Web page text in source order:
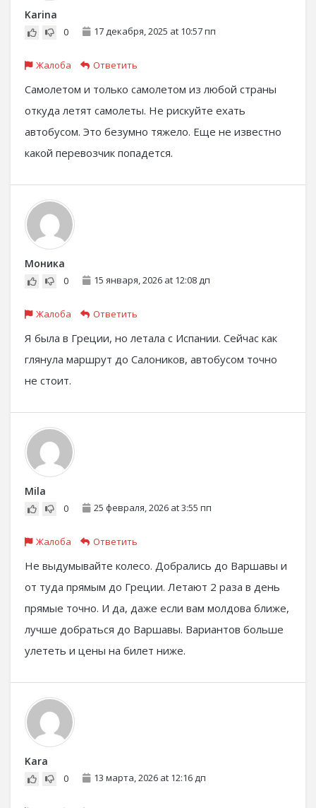
Karina
0 17 декабря, 2025 at 10:57 пп
Жалоба Ответить
Самолетом и только самолетом из любой страны
откуда летят самолеты. Не рискуйте ехать
автобусом. Это безумно тяжело. Еще не известно
какой перевозчик попадется.
Моника
0 15 января, 2026 at 12:08 дп
Жалоба Ответить
Я была в Греции, но летала с Испании. Сейчас как
глянула маршрут до Салоников, автобусом точно
не стоит.
Mila
0 25 февраля, 2026 at 3:55 пп
Жалоба Ответить
Не выдумывайте колесо. Добрались до Варшавы и
от туда прямым до Греции. Летают 2 раза в день
прямые точно. И да, даже если вам молдова ближе,
лучше добраться до Варшавы. Вариантов больше
улететь и цены на билет ниже.
Kara
0 13 марта, 2026 at 12:16 дп